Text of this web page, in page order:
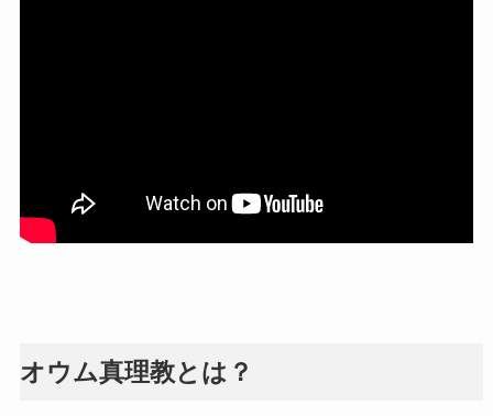
オウム真理教とは？